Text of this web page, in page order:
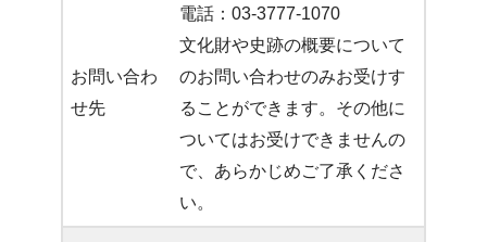
お問い合わ
せ先
電話：03-3777-1070
文化財や史跡の概要について
のお問い合わせのみお受けす
ることができます。その他に
ついてはお受けできませんの
で、あらかじめご了承くださ
い。